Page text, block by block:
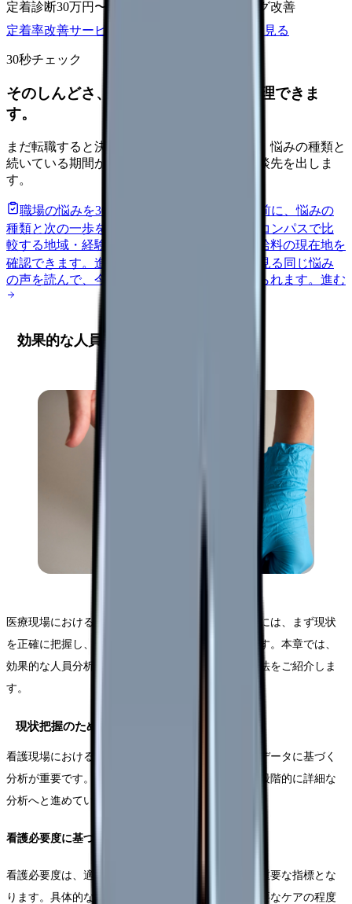
定着診断30万円〜
オンボーディング改善
定着率改善サービスを相談
サービス詳細を見る
30秒チェック
そのしんどさ、転職すべきサインか整理できま
す。
まだ転職すると決めていなくても大丈夫です。悩みの種類と
続いている期間から、次に見るべき記事と相談先を出しま
す。
職場の悩みを30秒で診断
辞めるべきか迷う前に、悩みの
種類と次の一歩を整理します。
給料コンパスで比
較する地域・経験年数・施設形態から、今の給料の現在地を
確認できます。 進む 匿名掲示板で本音を見る 同じ悩み
の声を読んで、今の職場だけの問題か確かめられます。 進む
効果的な人員分析の実施方法
医療現場における人員配置の最適化を実現するためには、まず現状
を正確に把握し、適切な分析を行うことが不可欠です。本章では、
効果的な人員分析の手法について、具体的な実施方法をご紹介しま
す。
現状把握のための定量的分析
看護現場における人員配置の最適化には、客観的なデータに基づく
分析が重要です。まずは基本的な指標から着手し、段階的に詳細な
分析へと進めていきましょう。
看護必要度に基づく人員配置の分析
看護必要度は、適切な人員配置を決定する上で最も重要な指標とな
ります。具体的な分析においては、患者の状態や必要なケアの程度